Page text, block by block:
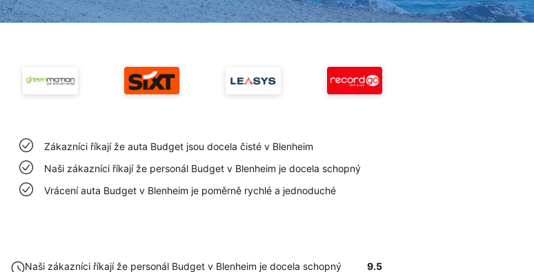
Zákazníci říkají že auta Budget jsou docela čisté v Blenheim
Naši zákazníci říkají že personál Budget v Blenheim je docela schopný
Vrácení auta Budget v Blenheim je poměrně rychlé a jednoduché
Naši zákazníci říkají že personál Budget v Blenheim je docela schopný 9.5